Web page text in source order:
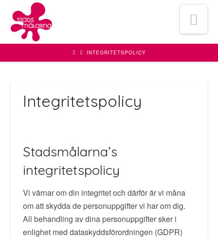
Stadsmålarna
Bygg
&
Fasad
AB
INTEGRITETSPOLICY
Integritetspolicy
Stadsmålarna’s
integritetspolicy
Vi värnar om din integritet och därför är vi måna
om att skydda de personuppgifter vi har om dig.
All behandling av dina personuppgifter sker i
enlighet med dataskyddsförordningen (GDPR)